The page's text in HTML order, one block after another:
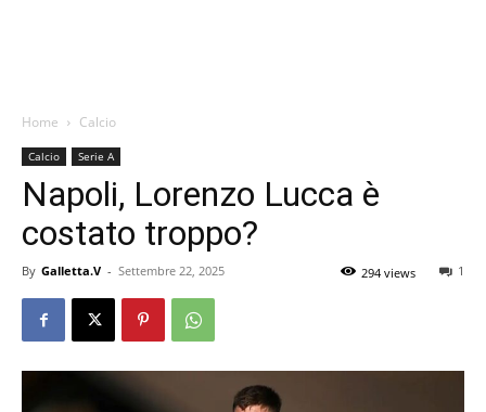
Home Calcio
Calcio Serie A
Napoli, Lorenzo Lucca è
costato troppo?
By Galletta.V - Settembre 22, 2025 1
294 views